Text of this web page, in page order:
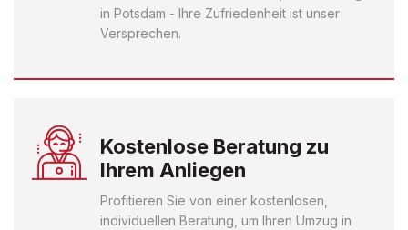
in Potsdam - Ihre Zufriedenheit ist unser
Versprechen.
Kostenlose Beratung zu
Ihrem Anliegen
Profitieren Sie von einer kostenlosen,
individuellen Beratung, um Ihren Umzug in